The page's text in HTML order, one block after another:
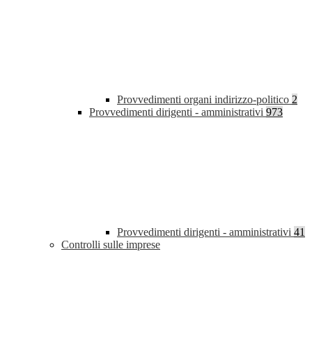
Provvedimenti organi indirizzo-politico 2
Provvedimenti dirigenti - amministrativi 973
Provvedimenti dirigenti - amministrativi 41
Controlli sulle imprese